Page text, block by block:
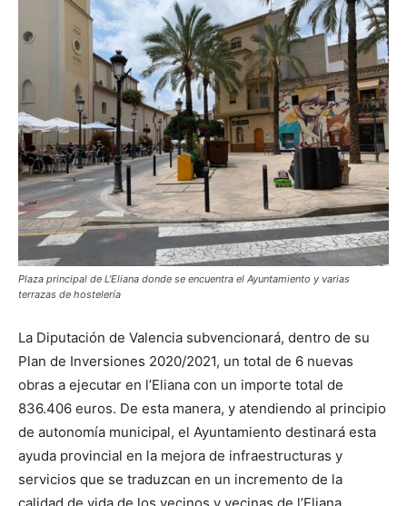
Plaza principal de L'Eliana donde se encuentra el Ayuntamiento y varias
terrazas de hostelería
La Diputación de Valencia subvencionará, dentro de su
Plan de Inversiones 2020/2021, un total de 6 nuevas
obras a ejecutar en l’Eliana con un importe total de
836.406 euros. De esta manera, y atendiendo al principio
de autonomía municipal, el Ayuntamiento destinará esta
ayuda provincial en la mejora de infraestructuras y
servicios que se traduzcan en un incremento de la